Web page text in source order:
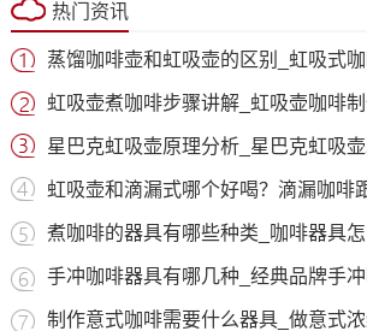
热门资讯
蒸馏咖啡壶和虹吸壶的区别_虹吸式
虹吸壶煮咖啡步骤讲解_虹吸壶咖啡
星巴克虹吸壶原理分析_星巴克虹吸
虹吸壶和滴漏式哪个好喝？滴漏咖啡
煮咖啡的器具有哪些种类_咖啡器具
手冲咖啡器具有哪几种_经典品牌手
制作意式咖啡需要什么器具_做意式